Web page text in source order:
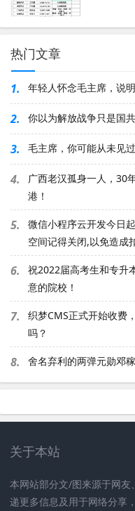
热门文章
1. 年轻人怀念毛主席，说
2. 你以为解放战争只是国
3. 毛主席，你可能从未见
4.
广西老汉孤身一人，30
港！
5.
微信小程序云开发今日
空间记得关闭,以免造成
6.
祝2022届高考生和专升
意的院校！
7.
织梦CMS正式开始收费
吗？
8. 舍名弃利的两弹元勋邓
关于本站
本网站部分文/图来源于网
递更多信息及用于网络分享